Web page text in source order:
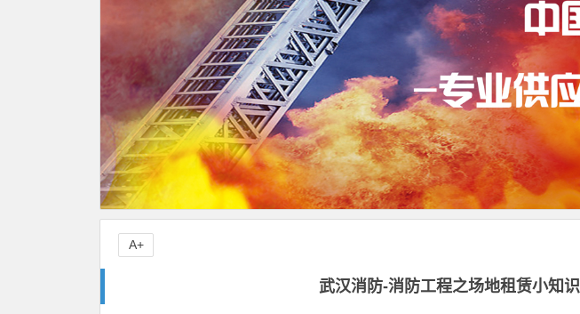
武汉消防-消防工程之场地租赁小知识
A+